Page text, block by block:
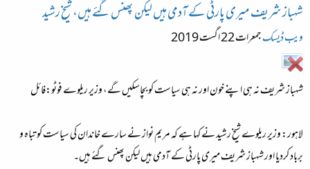
شہباز شریف میری پارٹی کے آدمی ہیں لیکن پھنس گئے ہیں، شیخ رشید
ویب ڈیسکجمعرات 22 اگست 2019
شہباز شریف نہ ہی اپنے خون اور نہ ہی سیاست کو بچاسکیں گے، وزیر ریلوے فوٹو:فائل
لاہور:وزیر ریلوے شیخ رشید نے کہا ہے کہ مریم نواز نے سارے خاندان کی سیاست کو تباہ و
برباد کردیا اور شہباز شریف میری پارٹی کے آدمی ہیں لیکن پھنس گئے ہیں۔